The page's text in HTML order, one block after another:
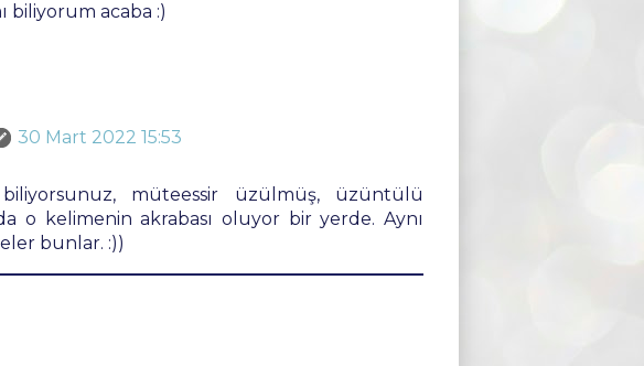
biliyorum acaba :)
30 Mart 2022 15:53
müteessir üzülmüş, üzüntülü
o kelimenin akrabası oluyor bir yerde. Aynı
bunlar. :))